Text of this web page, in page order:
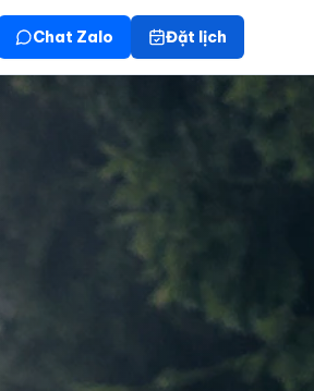
Chat Zalo Đặt lịch